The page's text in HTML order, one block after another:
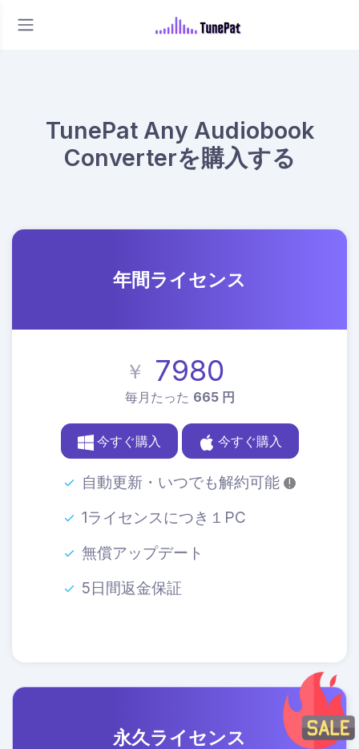
TunePat Any Audiobook
Converterを購入する
年間ライセンス
￥ 7980
毎月たった 665 円
今すぐ購入 今すぐ購入
自動更新・いつでも解約可能 !
1ライセンスにつき１PC
無償アップデート
5日間返金保証
永久ライセンス